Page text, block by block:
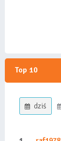
Top 10
dziś